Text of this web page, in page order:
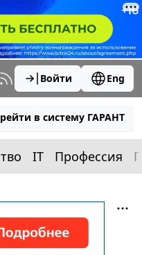
Войти Eng
в систему ГАРАНТ
IT Профессия